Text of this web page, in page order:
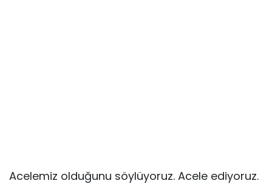
Acelemiz olduğunu söylüyoruz. Acele ediyoruz.